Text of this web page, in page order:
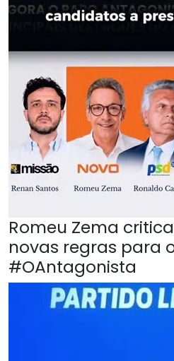
Romeu Zema
novas regras para o
#OAntagonista